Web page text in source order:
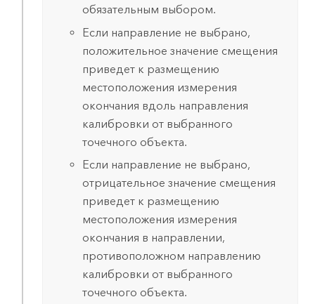
обязательным выбором.
Если направление не выбрано,
положительное значение смещения
приведет к размещению
местоположения измерения
окончания вдоль направления
калибровки от выбранного
точечного объекта.
Если направление не выбрано,
отрицательное значение смещения
приведет к размещению
местоположения измерения
окончания в направлении,
противоположном направлению
калибровки от выбранного
точечного объекта.